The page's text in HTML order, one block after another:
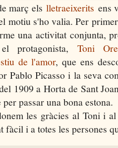
març elslletraeixerits ens
motiu s'ho valia. Per
una activitat conjunta,
protagonista,Toni
de l'amor, que ens
Pablo Picasso i la seva
1909 a Horta de Sant
passar una bona estona.
les gràcies al Toni i
fàcil i a totes les persones